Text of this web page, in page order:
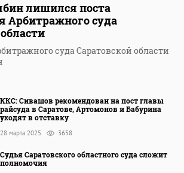
лишился поста
Арбитражного суда
суда Саратовской области
ККС: Сивашов рекомендован на пост главы
райсуда в Саратове, Артомонов и Бабурина
уходят в отставку
28 марта 2025 3658
Судья Саратовского областного суда сложит
полномочия